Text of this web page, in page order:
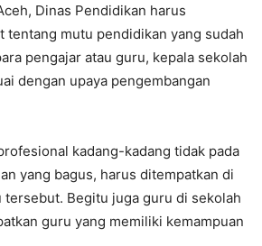
Dinas Pendidikan harus
tentang mutu pendidikan yang sudah
pengajar atau guru, kepala sekolah
dengan upaya pengembangan
kadang-kadang tidak pada
yang bagus, harus ditempatkan di
Begitu juga guru di sekolah
guru yang memiliki kemampuan